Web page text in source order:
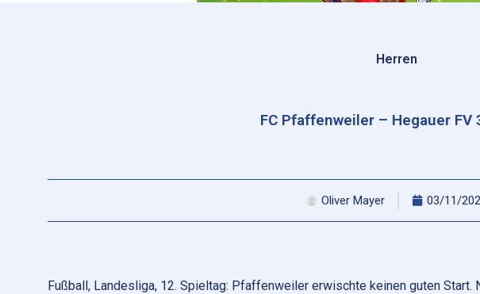
Herren
FC Pfaffenweiler – Hegauer FV
Oliver Mayer 03/11/
Fußball, Landesliga, 12. Spieltag: Pfaffenweiler erwischte keinen guten